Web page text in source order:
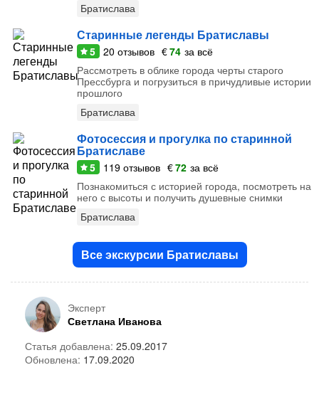
Братислава
Старинные легенды Братиславы
5 20 отзывов €74 за всё
Рассмотреть в облике города черты старого
Прессбурга и погрузиться в причудливые истории
прошлого
Братислава
Фотосессия и прогулка по старинной
Братиславе
5 119 отзывов €72 за всё
Познакомиться с историей города, посмотреть на
него с высоты и получить душевные снимки
Братислава
Все экскурсии Братиславы
Эксперт
Светлана Иванова
Статья добавлена: 25.09.2017
Обновлена: 17.09.2020